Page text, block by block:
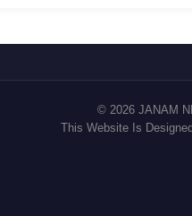
© 2026 JANAM
This Website Is